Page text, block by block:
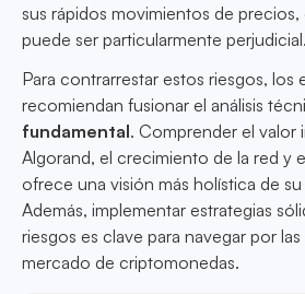
sus rápidos movimientos de
puede ser particularmente perjudicial.
Para contrarrestar estos riesgos, los
recomiendan fusionar el análisis
fundamental. Comprender el valor
Algorand, el crecimiento de la red y
ofrece una visión más holística de
Además, implementar estrategias
riesgos es clave para navegar por
mercado de criptomonedas.